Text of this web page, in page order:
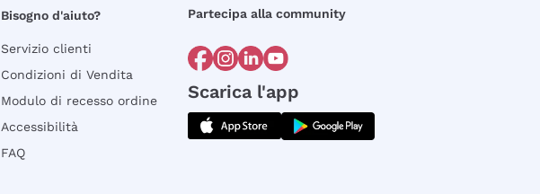
Bisogno d'aiuto?
Servizio clienti
Condizioni di Vendita
Modulo di recesso ordine
Accessibilità
FAQ
Partecipa alla community
Scarica l'app